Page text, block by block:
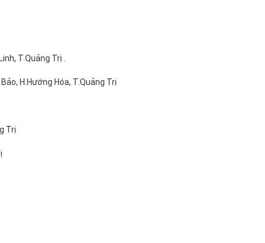
T.Quảng Trị .
H.Hướng Hóa, T.Quảng Trị
Trị